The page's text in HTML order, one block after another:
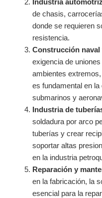
de chasis,
donde se requieren
resistencia.
Construcción naval
exigencia de
ambientes
es fundamental en
submarinos y
Industria de
soldadura por arco
tuberías y crear
soportar altas
en la industria
Reparación y
en la fabricación, la
esencial para la